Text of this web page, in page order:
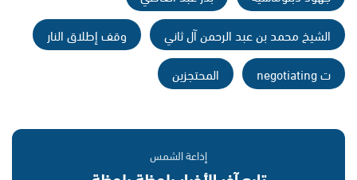
الشيخ محمد بن عبد الرحمن آل ثاني
وقف إطلاق النار
ت negotiating
المحتجزين
إذاعة الشمس